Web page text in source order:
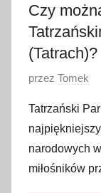
Czy
(Tatrach)?
O
u
b
l
i
przez Tomek
Tatrzański
narodowych
miłośników